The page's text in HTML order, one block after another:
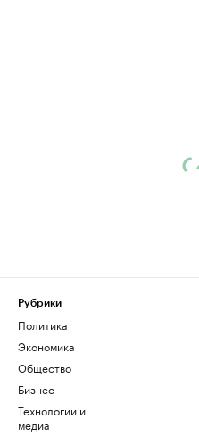
Рубрики
Политика
Экономика
Общество
Бизнес
Технологии и
медиа